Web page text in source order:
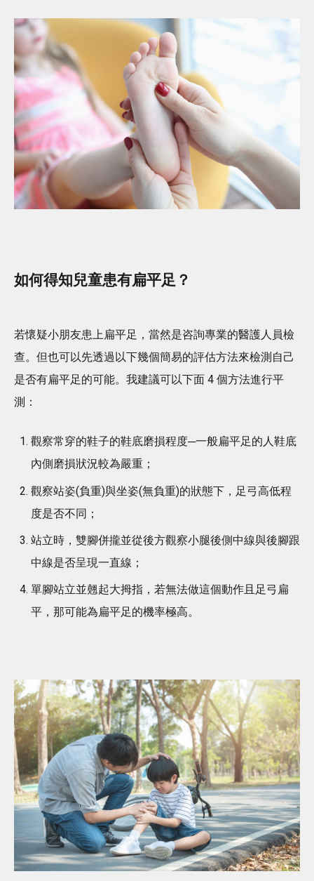
如何得知兒童患有扁平足？
若懷疑小朋友患上扁平足，當然是咨詢專業的醫護人員檢
查。但也可以先透過以下幾個簡易的評估方法來檢測自己
是否有扁平足的可能。我建議可以下面 4 個方法進行平
測：
觀察常穿的鞋子的鞋底磨損程度─一般扁平足的人鞋底
內側磨損狀況較為嚴重；
觀察站姿(負重)與坐姿(無負重)的狀態下，足弓高低程
度是否不同；
站立時，雙腳併攏並從後方觀察小腿後側中線與後腳跟
中線是否呈現一直線；
單腳站立並翹起大拇指，若無法做這個動作且足弓扁
平，那可能為扁平足的機率極高。